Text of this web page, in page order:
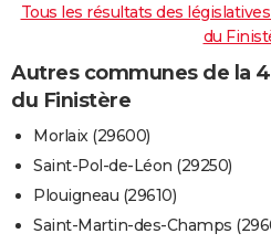
Tous les résultats des
du
Autres communes de la
du Finistère
Morlaix (29600)
Saint-Pol-de-Léon (29250)
Plouigneau (29610)
Saint-Martin-des-Champs